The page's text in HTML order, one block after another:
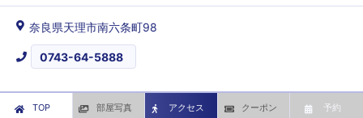
奈良県天理市南六条町98
0743-64-5888
TOP 部屋写真 アクセス クーポン 予約